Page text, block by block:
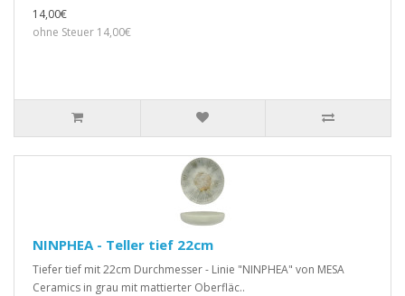
14,00€
ohne Steuer 14,00€
NINPHEA - Teller tief 22cm
Tiefer tief mit 22cm Durchmesser - Linie "NINPHEA" von MESA
Ceramics in grau mit mattierter Oberfläc..